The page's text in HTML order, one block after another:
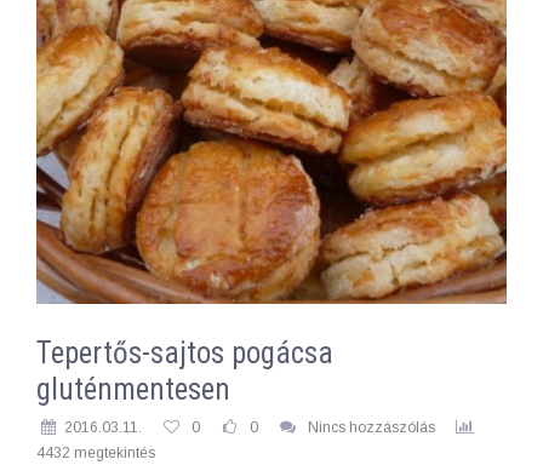
Tepertős-sajtos pogácsa
gluténmentesen
2016.03.11. 0 0
Nincs hozzászólás
4432 megtekintés